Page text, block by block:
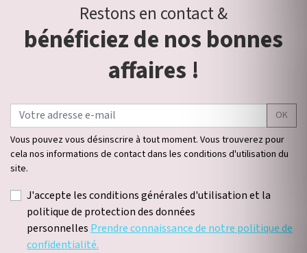
Restons en contact &
bénéficiez de nos bonnes
affaires !
OK
Vous pouvez vous désinscrire à tout moment. Vous trouverez pour
cela nos informations de contact dans les conditions d'utilisation du
site.
J'accepte les conditions générales d'utilisation et la
politique de protection des données
personnelles Prendre connaissance de notre politique de
confidentialité.